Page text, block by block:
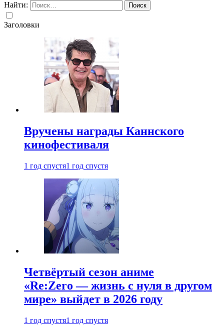
Найти:
Заголовки
Вручены награды Каннского
кинофестиваля
1 год спустя1 год спустя
Четвёртый сезон аниме
«Re:Zero — жизнь с нуля в другом
мире» выйдет в 2026 году
1 год спустя1 год спустя